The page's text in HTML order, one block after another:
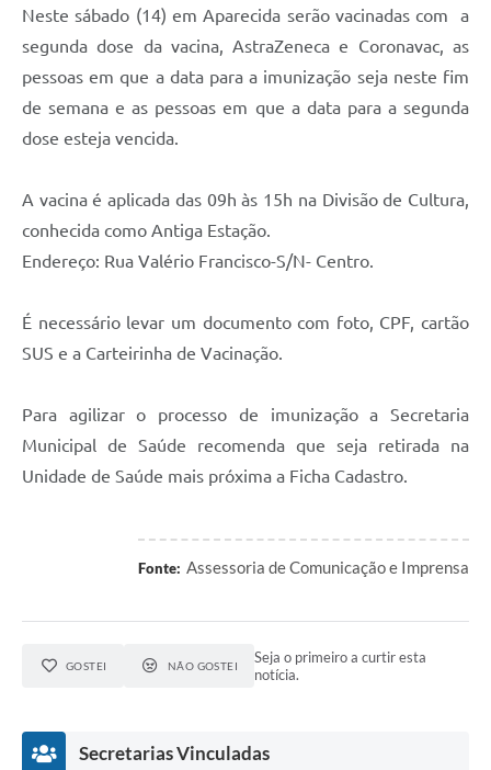
Audiências Públicas
Carta de Serviços
Galeria de Vídeos
Projetos
Contas Públicas
Telefones Úteis
Jornal
Contato
FAQ
Neste sábado (14) em Aparecida serão vacinadas com a
segunda dose da vacina, AstraZeneca e Coronavac, as
pessoas em que a data para a imunização seja neste fim
de semana e as pessoas em que a data para a segunda
dose esteja vencida.
A vacina é aplicada das 09h às 15h na Divisão de Cultura,
conhecida como Antiga Estação.
Endereço: Rua Valério Francisco-S/N- Centro.
É necessário levar um documento com foto, CPF, cartão
SUS e a Carteirinha de Vacinação.
Para agilizar o processo de imunização a Secretaria
Municipal de Saúde recomenda que seja retirada na
Unidade de Saúde mais próxima a Ficha Cadastro.
Fonte: Assessoria de Comunicação e Imprensa
GOSTEI NÃO GOSTEI
Seja o primeiro a curtir esta
notícia.
Secretarias Vinculadas